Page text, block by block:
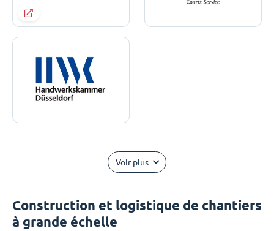
Voir plus
Construction et logistique de chantiers
à grande échelle